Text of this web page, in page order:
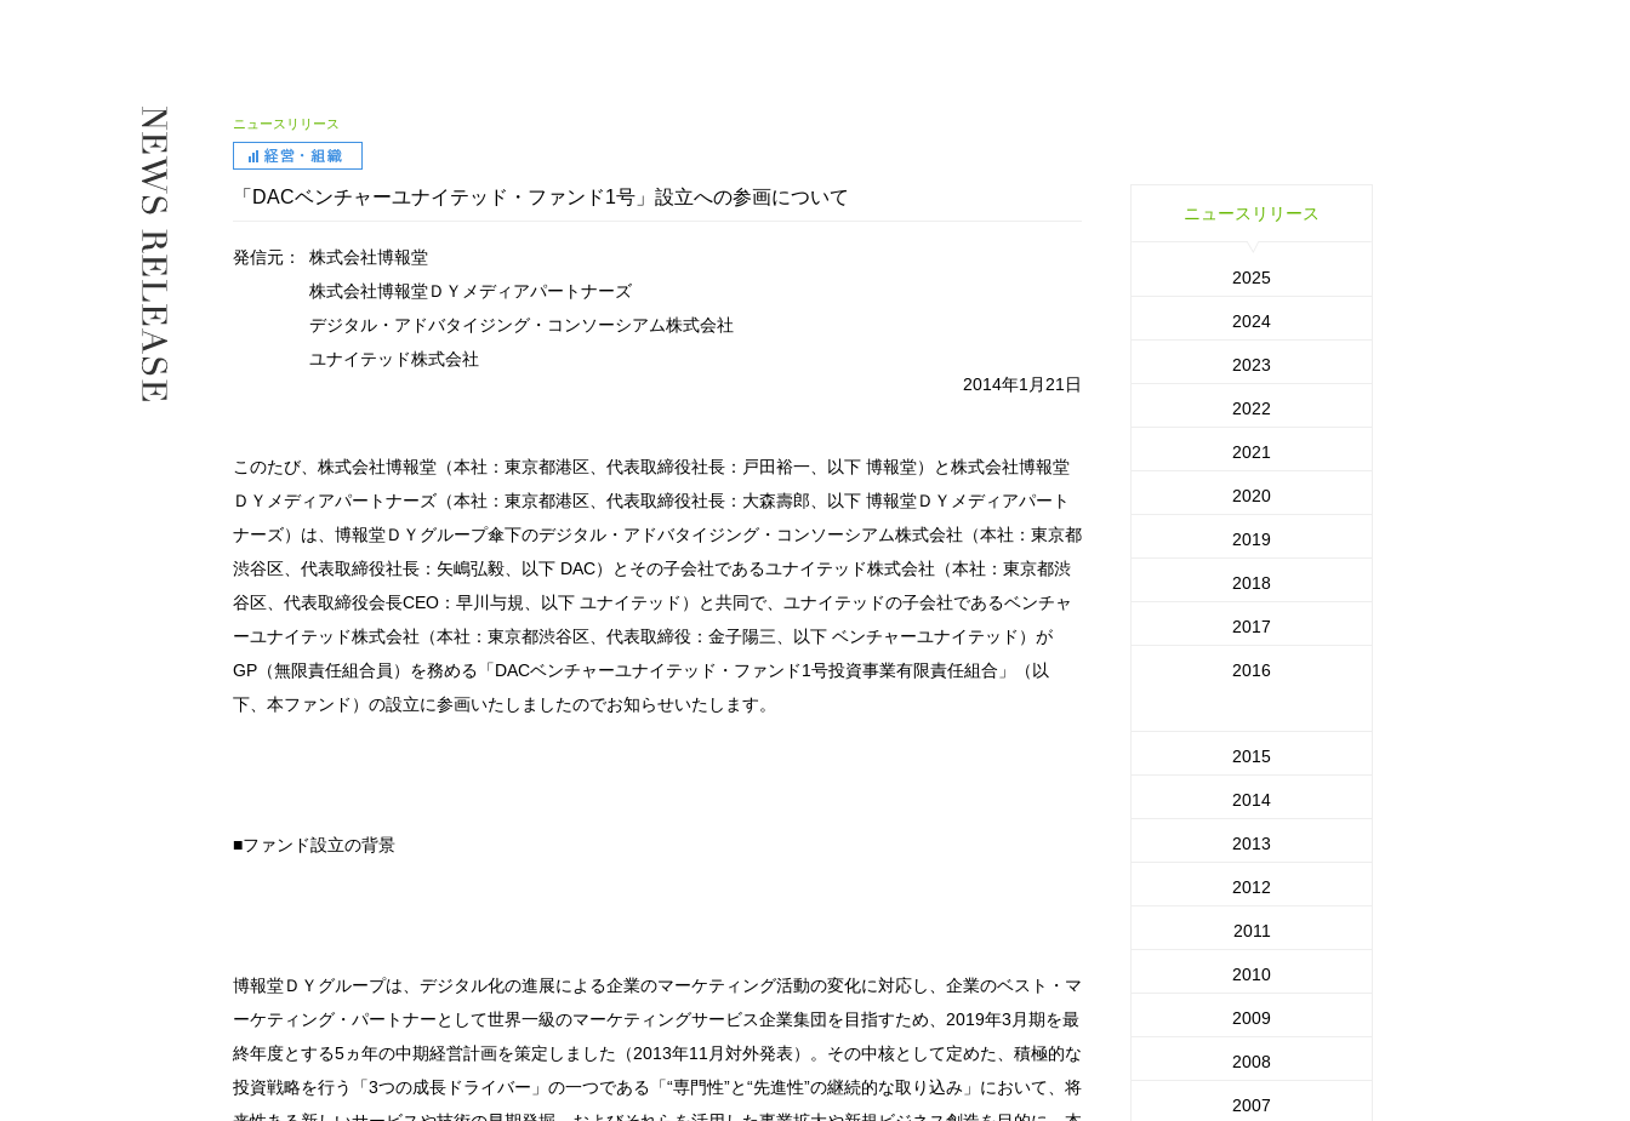
ニュースリリース
「DACベンチャーユナイテッド・ファンド1号」設立への参画について
発信元：
株式会社博報堂
株式会社博報堂ＤＹメディアパートナーズ
デジタル・アドバタイジング・コンソーシアム株式会社
ユナイテッド株式会社
2014年1月21日
このたび、株式会社博報堂（本社：東京都港区、代表取締役社長：戸田裕一、以下 博報堂）と株式会社博報堂
ＤＹメディアパートナーズ（本社：東京都港区、代表取締役社長：大森壽郎、以下 博報堂ＤＹメディアパート
ナーズ）は、博報堂ＤＹグループ傘下のデジタル・アドバタイジング・コンソーシアム株式会社（本社：東京都
渋谷区、代表取締役社長：矢嶋弘毅、以下 DAC）とその子会社であるユナイテッド株式会社（本社：東京都渋
谷区、代表取締役会長CEO：早川与規、以下 ユナイテッド）と共同で、ユナイテッドの子会社であるベンチャ
ーユナイテッド株式会社（本社：東京都渋谷区、代表取締役：金子陽三、以下 ベンチャーユナイテッド）が
GP（無限責任組合員）を務める「DACベンチャーユナイテッド・ファンド1号投資事業有限責任組合」（以
下、本ファンド）の設立に参画いたしましたのでお知らせいたします。
■ファンド設立の背景
博報堂ＤＹグループは、デジタル化の進展による企業のマーケティング活動の変化に対応し、企業のベスト・マ
ーケティング・パートナーとして世界一級のマーケティングサービス企業集団を目指すため、2019年3月期を最
終年度とする5ヵ年の中期経営計画を策定しました（2013年11月対外発表）。その中核として定めた、積極的な
投資戦略を行う「3つの成長ドライバー」の一つである「“専門性”と“先進性”の継続的な取り込み」において、将
ニュースリリース
2025
2024
2023
2022
2021
2020
2019
2018
2017
2016
2015
2014
2013
2012
2011
2010
2009
2008
2007